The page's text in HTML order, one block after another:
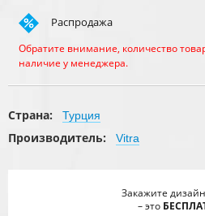
Распродажа
Обратите внимание, количество
наличие у менеджера.
Страна: Турция
Производитель: Vitra
Закажите
– это